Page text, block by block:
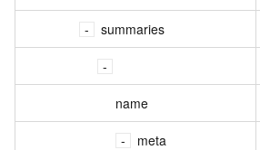
summaries
name
meta